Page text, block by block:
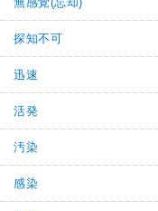
探知不可
迅速
活発
汚染
感染